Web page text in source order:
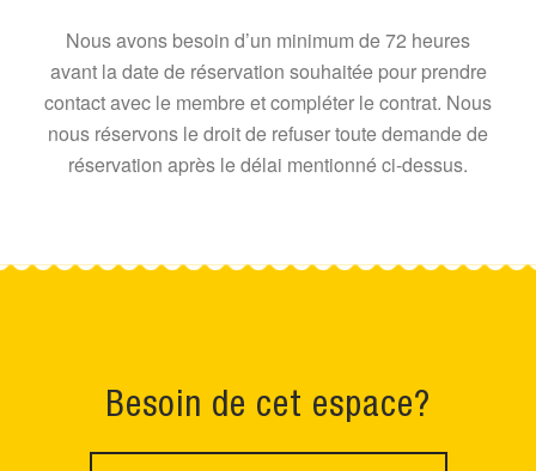
Nous avons besoin d’un minimum de 72 heures
avant la date de réservation souhaitée pour prendre
contact avec le membre et compléter le contrat. Nous
nous réservons le droit de refuser toute demande de
réservation après le délai mentionné ci-dessus.
Besoin de cet espace?